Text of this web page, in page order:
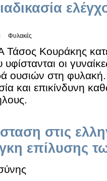
Φυλακές
Τάσος Κουράκης
οι
ουσιών στη
και επικίνδυνη
στις
επίλυσης